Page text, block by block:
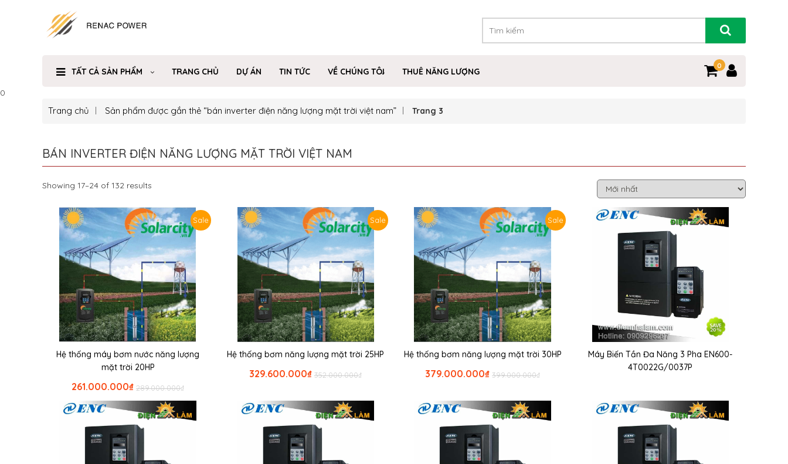
TẤT CẢ SẢN PHẨM TRANG CHỦ DỰ ÁN TIN TỨC VỀ CHÚNG TÔI THUÊ NĂNG LƯỢNG
0
0
Trang chủ Sản phẩm được gắn thẻ “bán inverter điện năng lượng mặt trời việt nam” Trang 3
BÁN INVERTER ĐIỆN NĂNG LƯỢNG MẶT TRỜI VIỆT NAM
Showing 17–24 of 132 results
Sale
Hệ thống máy bơm nước năng lượng
mặt trời 20HP
₫
289.000.000
₫
261.000.000
Sale
Hệ thống bơm năng lượng mặt trời 25HP
₫
352.000.000
₫
329.600.000
Sale
Hệ thống bơm năng lượng mặt trời 30HP
₫
399.000.000
₫
379.000.000
Máy Biến Tần Đa Năng 3 Pha EN600-
4T0022G/0037P